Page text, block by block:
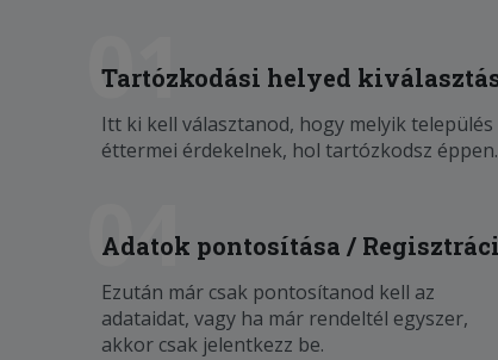
01
Tartózkodási helyed
Itt ki kell választanod, hogy melyik település
éttermei érdekelnek, hol tartózkodsz éppen.
04
Adatok pontosítása /
Ezután már csak pontosítanod kell az
adataidat, vagy ha már rendeltél egyszer,
akkor csak jelentkezz be.